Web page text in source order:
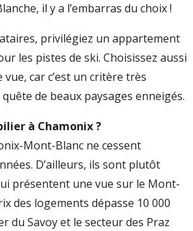
il y a l’embarras du choix !
privilégiez un appartement
les pistes de ski. Choisissez aussi
car c’est un critère très
de beaux paysages enneigés.
à Chamonix ?
Mont-Blanc ne cessent
D’ailleurs, ils sont plutôt
présentent une vue sur le Mont-
des logements dépasse 10 000
du Savoy et le secteur des Praz